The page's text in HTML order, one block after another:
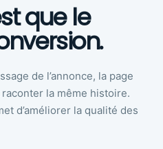
que le
de l’annonce, la page
la même histoire.
d’améliorer la qualité des